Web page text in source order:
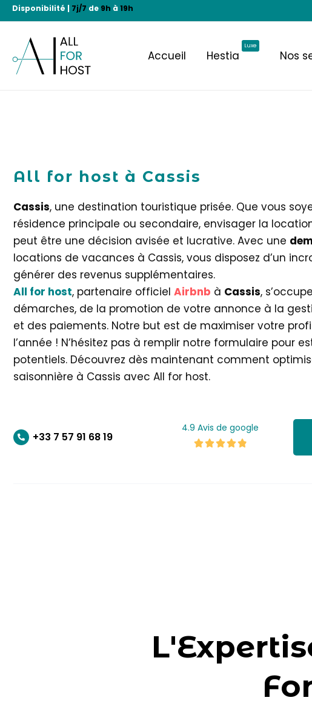
Aller
au
contenu
Disponibilité | 7j/7 de 9h à19h
Accueil Hestia
Luxe
Nos
All for host à Cassis
Cassis, une destination touristique prisée. Que vous
résidence principale ou secondaire, envisager la
peut être une décision avisée et lucrative. Avec une
locations de vacances à Cassis, vous disposez d’un
générer des revenus supplémentaires.
All for host, partenaire officiel Airbnb à Cassis,
démarches, de la promotion de votre annonce à la
et des paiements. Notre but est de maximiser votre
l’année ! N’hésitez pas à remplir notre formulaire pour
potentiels. Découvrez dès maintenant comment
saisonnière à Cassis avec All for host.
+33 7 57 91 68 19
4.9 Avis de google
4.9/5